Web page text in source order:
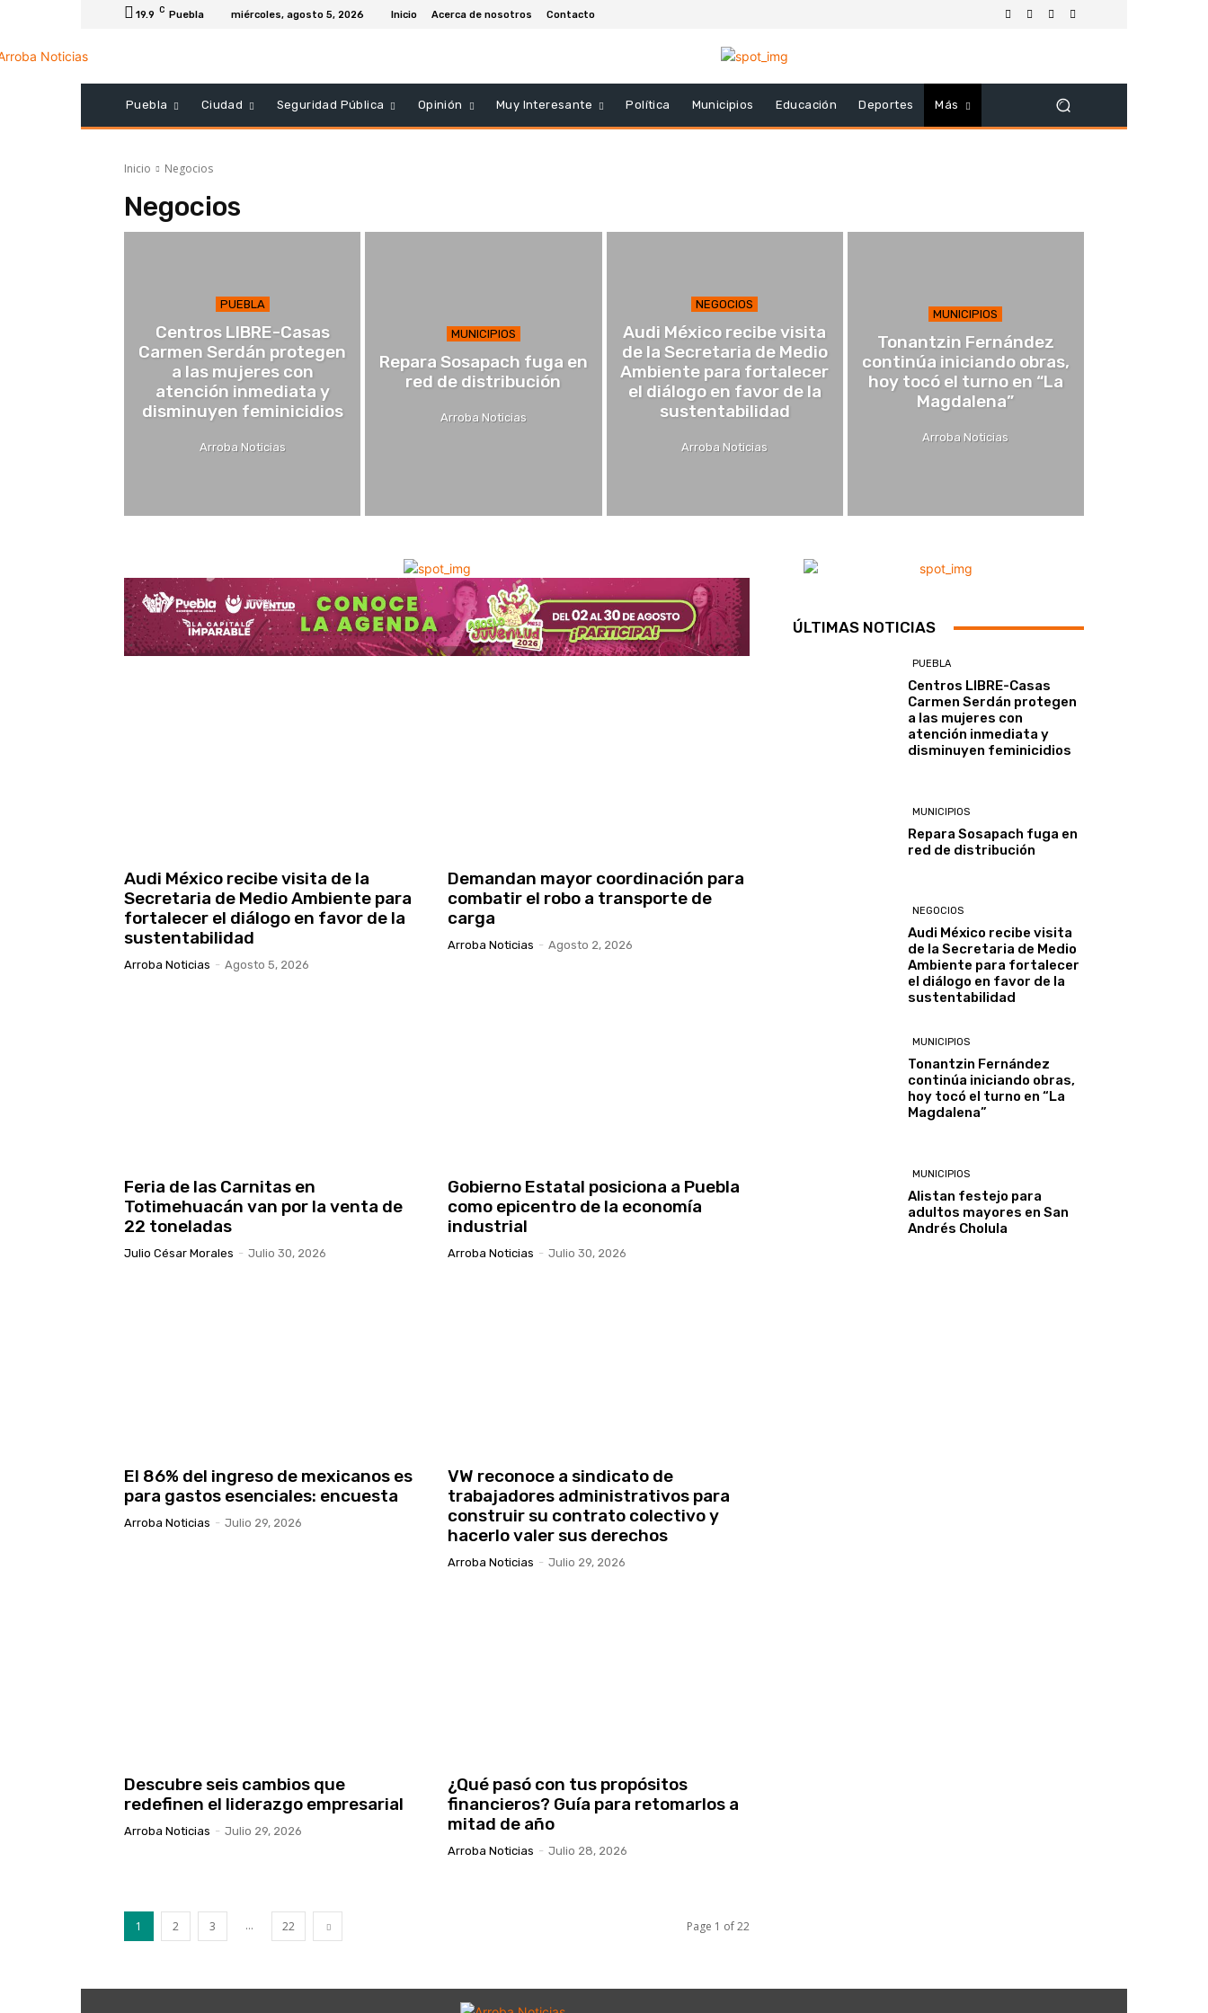
19.9 C Puebla miércoles, agosto 5, 2026 Inicio Acerca de nosotros Contacto
Puebla Ciudad Seguridad Pública Opinión Muy Interesante Política Municipios Educación Deportes Más
Inicio Negocios
Negocios
PUEBLA
Centros LIBRE-Casas
Carmen Serdán protegen
a las mujeres con
atención inmediata y
disminuyen feminicidios
Arroba Noticias
MUNICIPIOS
Repara Sosapach fuga en
red de distribución
Arroba Noticias
NEGOCIOS
Audi México recibe visita
de la Secretaria de Medio
Ambiente para fortalecer
el diálogo en favor de la
sustentabilidad
Arroba Noticias
MUNICIPIOS
Tonantzin Fernández
continúa iniciando obras,
hoy tocó el turno en “La
Magdalena”
Arroba Noticias
Audi México recibe visita de la
Secretaria de Medio Ambiente para
fortalecer el diálogo en favor de la
sustentabilidad
Arroba Noticias - Agosto 5, 2026
Demandan mayor coordinación para
combatir el robo a transporte de
carga
Arroba Noticias - Agosto 2, 2026
Feria de las Carnitas en
Totimehuacán van por la venta de
22 toneladas
Julio César Morales - Julio 30, 2026
Gobierno Estatal posiciona a Puebla
como epicentro de la economía
industrial
Arroba Noticias - Julio 30, 2026
El 86% del ingreso de mexicanos es
para gastos esenciales: encuesta
Arroba Noticias - Julio 29, 2026
VW reconoce a sindicato de
trabajadores administrativos para
construir su contrato colectivo y
hacerlo valer sus derechos
Arroba Noticias - Julio 29, 2026
Descubre seis cambios que
redefinen el liderazgo empresarial
Arroba Noticias - Julio 29, 2026
¿Qué pasó con tus propósitos
financieros? Guía para retomarlos a
mitad de año
Arroba Noticias - Julio 28, 2026
1 2 3 ... 22 Page 1 of 22
ÚLTIMAS NOTICIAS
PUEBLA
Centros LIBRE-Casas
Carmen Serdán protegen
a las mujeres con
atención inmediata y
disminuyen feminicidios
MUNICIPIOS
Repara Sosapach fuga en
red de distribución
NEGOCIOS
Audi México recibe visita
de la Secretaria de Medio
Ambiente para fortalecer
el diálogo en favor de la
sustentabilidad
MUNICIPIOS
Tonantzin Fernández
continúa iniciando obras,
hoy tocó el turno en “La
Magdalena”
MUNICIPIOS
Alistan festejo para
adultos mayores en San
Andrés Cholula